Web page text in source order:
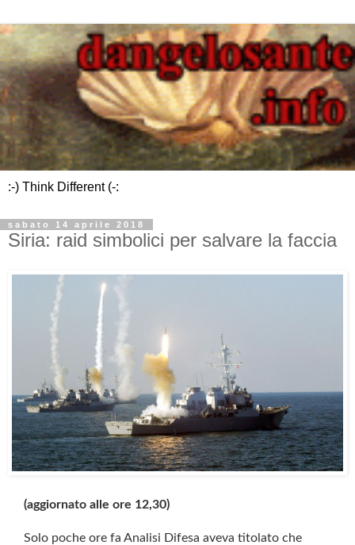
:-) Think Different (-:
sabato 14 aprile 2018
Siria: raid simbolici per salvare la faccia
(aggiornato alle ore 12,30)
Solo poche ore fa Analisi Difesa aveva titolato che